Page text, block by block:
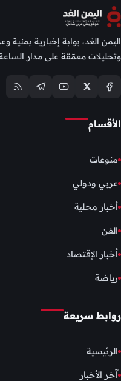
اليمن الغد، بوابة إخبارية يمنية
وتحليلات معمّقة على مدار
الأقسام
منوعات
عربي ودولي
أخبار محلية
الفن
أخبار الإقتصاد
رياضة
روابط سريعة
الرئيسية
آخر الأخبار